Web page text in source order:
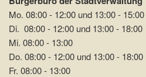
Mo. 08:00 - 12:00 und 13:00 - 15:00
Di. 08:00 - 12:00 und 13:00 - 18:00
Mi. 08:00 - 13:00
Do. 08:00 - 12:00 und 13:00 - 18:00
Fr. 08:00 - 13:00